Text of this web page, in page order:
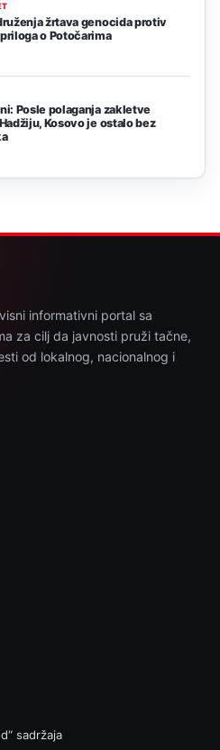
žrtava genocida protiv
priloga o Potočarima
Posle polaganja zakletve
Kosovo je ostalo bez
informativni portal sa
za cilj da javnosti pruži tačne,
od lokalnog, nacionalnog i
sadržaja